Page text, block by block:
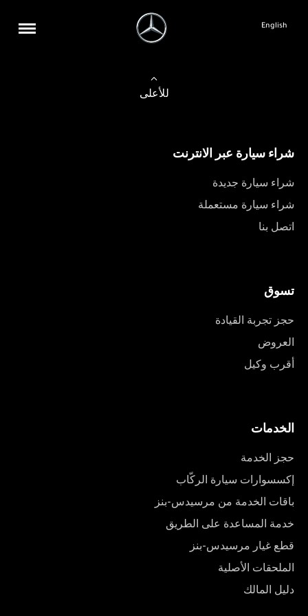
English
للأعلى
شراء سيارة عبر الانترنت
شراء سيارة جديدة
شراء سيارة مستعملة
اتصل بنا
تسوق
حجز تجربة القيادة
العروض
أقرب وكيل
الخدمات
حجز الخدمة
إكسسوارات سيارة الركّاب
باقات الخدمة من مرسيدس-بنز
خدمة المساعدة على الطريق
قطع غيار مرسيدس-بنز
الملحقات الأصلية
دليل المالك